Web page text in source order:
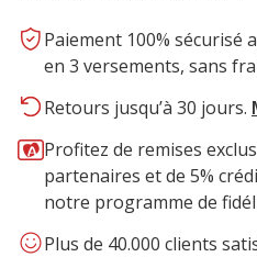
Paiement 100% sécurisé
en 3 versements, sans
Retours jusqu’à 30 jours.
Profitez de remises
partenaires et de 5%
notre programme de
Plus de 40.000 clients